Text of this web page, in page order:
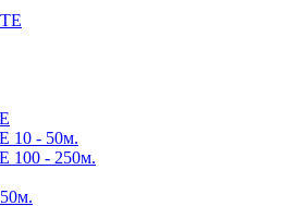
- 50м.
- 250м.